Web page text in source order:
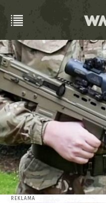
REKLAMA